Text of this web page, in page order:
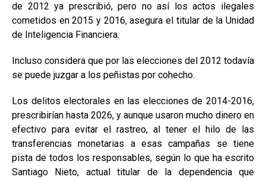
de 2012 ya prescribió, pero no así los actos ilegales
cometidos en 2015 y 2016, asegura el titular de la Unidad
de Inteligencia Financiera.
Incluso considera que por las elecciones del 2012 todavía
se puede juzgar a los peñistas por cohecho.
Los delitos electorales en las elecciones de 2014-2016,
prescribirían hasta 2026, y aunque usaron mucho dinero en
efectivo para evitar el rastreo, al tener el hilo de las
transferencias monetarias a esas campañas se tiene
pista de todos los responsables, según lo que ha escrito
Santiago Nieto, actual titular de la dependencia que